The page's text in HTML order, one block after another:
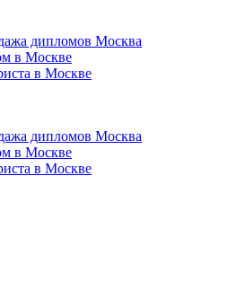
дипломов Москва
в Москве
в Москве
дипломов Москва
в Москве
в Москве